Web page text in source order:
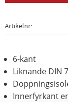
Artikelnr
6-kant
Liknande DIN
Innerfyrkant